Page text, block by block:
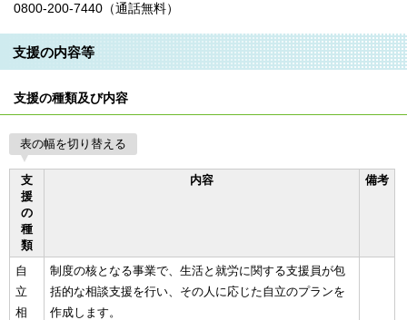
0800-200-7440（通話無料）
支援の内容等
支援の種類及び内容
表の幅を切り替える
支
援
の
種
類
内容 備考
自
立
相
制度の核となる事業で、生活と就労に関する支援員が包
括的な相談支援を行い、その人に応じた自立のプランを
作成します。